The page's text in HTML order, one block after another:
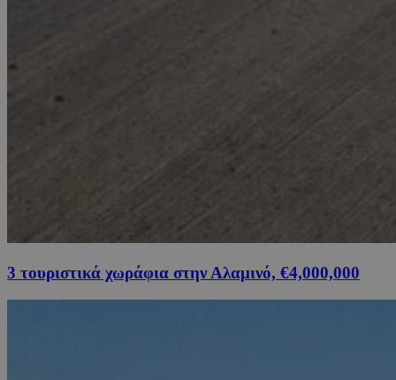
3 τουριστικά χωράφια στην Αλαμινό, €4,000,000